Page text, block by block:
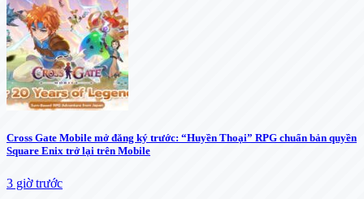
Cross Gate Mobile mở đăng ký trước: “Huyền Thoại” RPG chuẩn bản quyền
Square Enix trở lại trên Mobile
3 giờ trước